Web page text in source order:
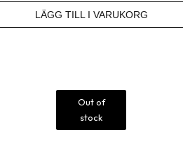
LÄGG TILL I VARUKORG
Out of
stock